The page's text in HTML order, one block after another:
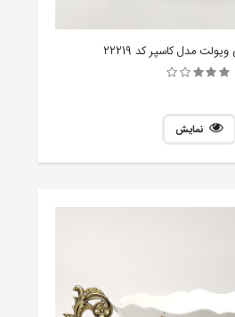
مدل کاسپر کد 22219
نمایش